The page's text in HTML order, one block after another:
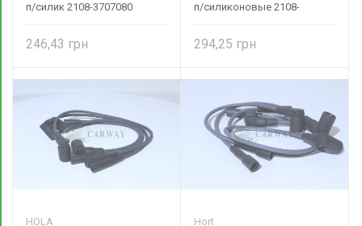
п/силик 2108-3707080
246,43
п/силиконовые 2108-
294,25
HOLA
Hort